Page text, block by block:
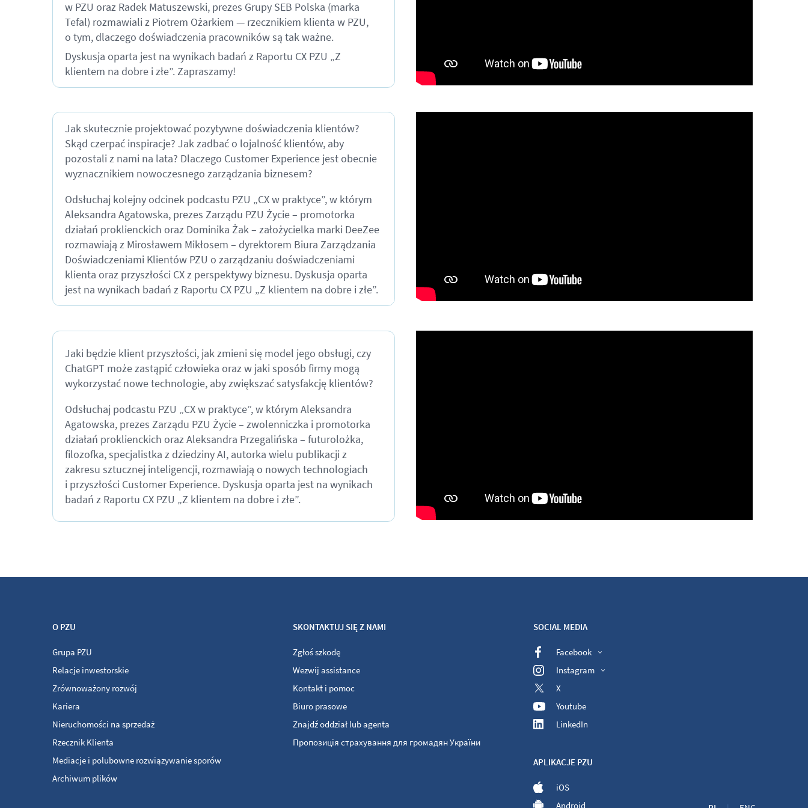
w PZU oraz Radek Matuszewski, prezes Grupy SEB Polska (marka
Tefal) rozmawiali z Piotrem Ożarkiem — rzecznikiem klienta w PZU,
o tym, dlaczego doświadczenia pracowników są tak ważne.
Dyskusja oparta jest na wynikach badań z Raportu CX PZU „Z
klientem na dobre i złe”. Zapraszamy!
Jak skutecznie projektować pozytywne doświadczenia klientów?
Skąd czerpać inspiracje? Jak zadbać o lojalność klientów, aby
pozostali z nami na lata? Dlaczego Customer Experience jest obecnie
wyznacznikiem nowoczesnego zarządzania biznesem?
Odsłuchaj kolejny odcinek podcastu PZU „CX w praktyce”, w którym
Aleksandra Agatowska, prezes Zarządu PZU Życie – promotorka
działań proklienckich oraz Dominika Żak – założycielka marki DeeZee
rozmawiają z Mirosławem Mikłosem – dyrektorem Biura Zarządzania
Doświadczeniami Klientów PZU o zarządzaniu doświadczeniami
klienta oraz przyszłości CX z perspektywy biznesu. Dyskusja oparta
jest na wynikach badań z Raportu CX PZU „Z klientem na dobre i złe”.
Jaki będzie klient przyszłości, jak zmieni się model jego obsługi, czy
ChatGPT może zastąpić człowieka oraz w jaki sposób firmy mogą
wykorzystać nowe technologie, aby zwiększać satysfakcję klientów?
Odsłuchaj podcastu PZU „CX w praktyce”, w którym Aleksandra
Agatowska, prezes Zarządu PZU Życie – zwolenniczka i promotorka
działań proklienckich oraz Aleksandra Przegalińska – futurolożka,
filozofka, specjalistka z dziedziny AI, autorka wielu publikacji z
zakresu sztucznej inteligencji, rozmawiają o nowych technologiach
i przyszłości Customer Experience. Dyskusja oparta jest na wynikach
badań z Raportu CX PZU „Z klientem na dobre i złe”.
O PZU
Grupa PZU
Relacje inwestorskie
Zrównoważony rozwój
Kariera
Nieruchomości na sprzedaż
Rzecznik Klienta
Mediacje i polubowne rozwiązywanie sporów
Archiwum plików
SKONTAKTUJ SIĘ Z NAMI
Zgłoś szkodę
Wezwij assistance
Kontakt i pomoc
Biuro prasowe
Znajdź oddział lub agenta
Пропозиція страхування для громадян України
SOCIAL MEDIA
Facebook
Instagram
X
Youtube
LinkedIn
APLIKACJE PZU
iOS
Android